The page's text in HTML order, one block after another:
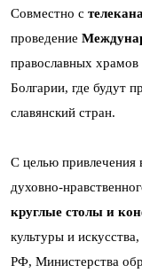
Совместно с
проведение
православных
Болгарии, где будут
славянский стран.
С целью привлечения
духовно-
круглые столы и
культуры и
РФ, Министерства